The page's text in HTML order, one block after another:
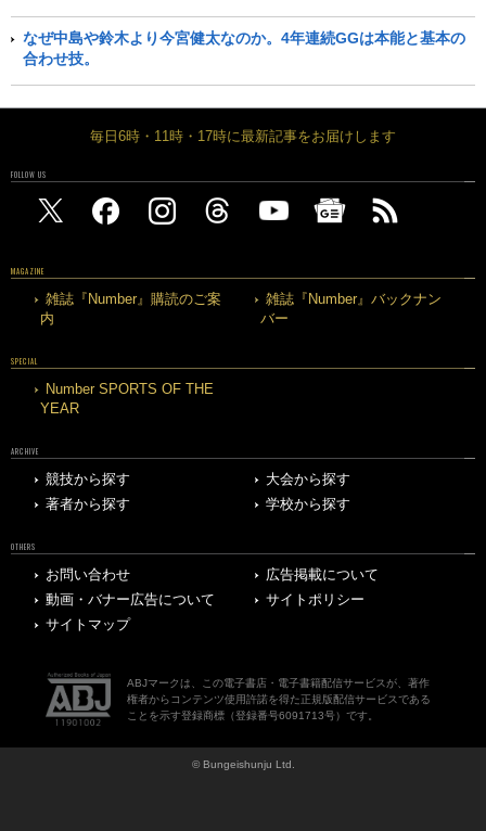
なぜ中島や鈴木より今宮健太なのか。4年連続GGは本能と基本の
合わせ技。
毎日6時・11時・17時に最新記事をお届けします
FOLLOW US
MAGAZINE
雑誌『Number』購読のご案
内
雑誌『Number』バックナン
バー
SPECIAL
Number SPORTS OF THE
YEAR
ARCHIVE
競技から探す
大会から探す
著者から探す
学校から探す
OTHERS
お問い合わせ
広告掲載について
動画・バナー広告について
サイトポリシー
サイトマップ
ABJマークは、この電子書店・電子書籍配信サービスが、著作
権者からコンテンツ使用許諾を得た正規版配信サービスである
ことを示す登録商標（登録番号6091713号）です。
© Bungeishunju Ltd.